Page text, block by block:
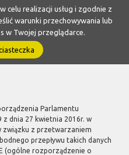
celu realizacji usług i zgodnie z
warunki przechowywania lub
w Twojej przeglądarce.
Parlamentu
z dnia 27 kwietnia 2016r. w
związku z przetwarzaniem
przepływu takich danych
(ogólne rozporządzenie o